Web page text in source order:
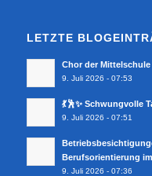
LETZTE
Chor der
9. Juli 2026 - 07:53
💃🕺✨ Schwungvolle
9. Juli 2026 - 07:51
Berufsorientierung
9. Juli 2026 - 07:36